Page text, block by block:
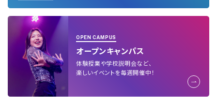
OPEN CAMPUS
オープンキャンパス
体験授業や学校説明会など、
楽しいイベントを毎週開催中！